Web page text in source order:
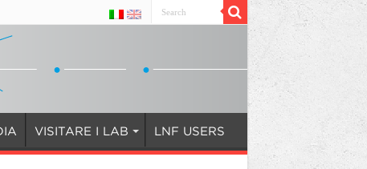
VISITARE I LAB LNF USERS